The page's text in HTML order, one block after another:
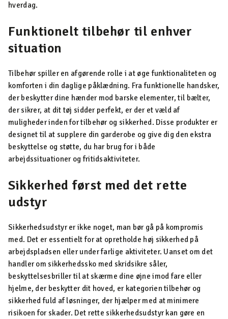
hverdag.
Funktionelt tilbehør til enhver
situation
Tilbehør spiller en afgørende rolle i at øge funktionaliteten og
komforten i din daglige påklædning. Fra funktionelle handsker,
der beskytter dine hænder mod barske elementer, til bælter,
der sikrer, at dit tøj sidder perfekt, er der et væld af
muligheder inden for tilbehør og sikkerhed. Disse produkter er
designet til at supplere din garderobe og give dig den ekstra
beskyttelse og støtte, du har brug for i både
arbejdssituationer og fritidsaktiviteter.
Sikkerhed først med det rette
udstyr
Sikkerhedsudstyr er ikke noget, man bør gå på kompromis
med. Det er essentielt for at opretholde høj sikkerhed på
arbejdspladsen eller under farlige aktiviteter. Uanset om det
handler om sikkerhedssko med skridsikre såler,
beskyttelsesbriller til at skærme dine øjne imod fare eller
hjelme, der beskytter dit hoved, er kategorien tilbehør og
sikkerhed fuld af løsninger, der hjælper med at minimere
risikoen for skader. Det rette sikkerhedsudstyr kan gøre en